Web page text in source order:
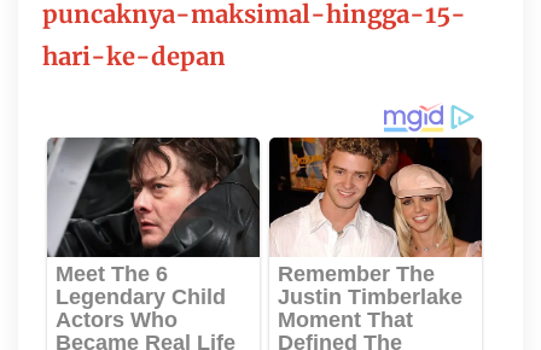
puncaknya-maksimal-hingga-15-
hari-ke-depan